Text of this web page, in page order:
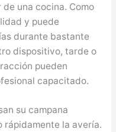
una cocina. Como
y puede
durante bastante
dispositivo, tarde o
pueden
capacitado.
su campana
la avería.